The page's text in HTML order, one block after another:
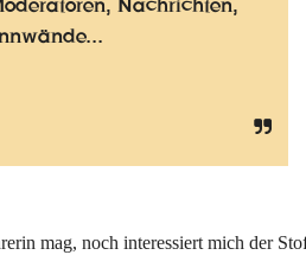
Nachrichten,
mag, noch interessiert mich der